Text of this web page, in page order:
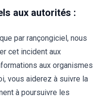
aux autorités :
par rançongiciel, nous
cet incident aux
aux organismes
vous aiderez à suivre la
à poursuivre les